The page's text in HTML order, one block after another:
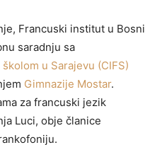
Francuski institut u Bosni
saradnju sa
u Sarajevu (CIFS)
Gimnazije Mostar.
za francuski jezik
Luci, obje članice